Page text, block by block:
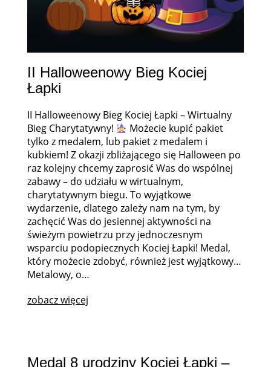
II Halloweenowy Bieg Kociej
Łapki
II Halloweenowy Bieg Kociej Łapki – Wirtualny
Bieg Charytatywny!
Możecie kupić pakiet
tylko z medalem, lub pakiet z medalem i
kubkiem! Z okazji zbliżającego się Halloween po
raz kolejny chcemy zaprosić Was do wspólnej
zabawy – do udziału w wirtualnym,
charytatywnym biegu. To wyjątkowe
wydarzenie, dlatego zależy nam na tym, by
zachęcić Was do jesiennej aktywności na
świeżym powietrzu przy jednoczesnym
wsparciu podopiecznych Kociej Łapki! Medal,
który możecie zdobyć, również jest wyjątkowy…
Metalowy, o…
zobacz więcej
Medal 8 urodziny Kociej Łapki –